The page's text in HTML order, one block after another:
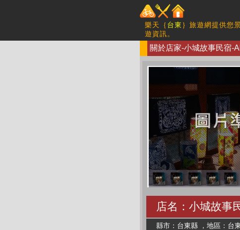
樂天｛ 台東 ｝旅遊網提供您
遊資訊。
關於店家-小城故事民宿-
店名：小城故事
縣市：台東縣 ，地區：台